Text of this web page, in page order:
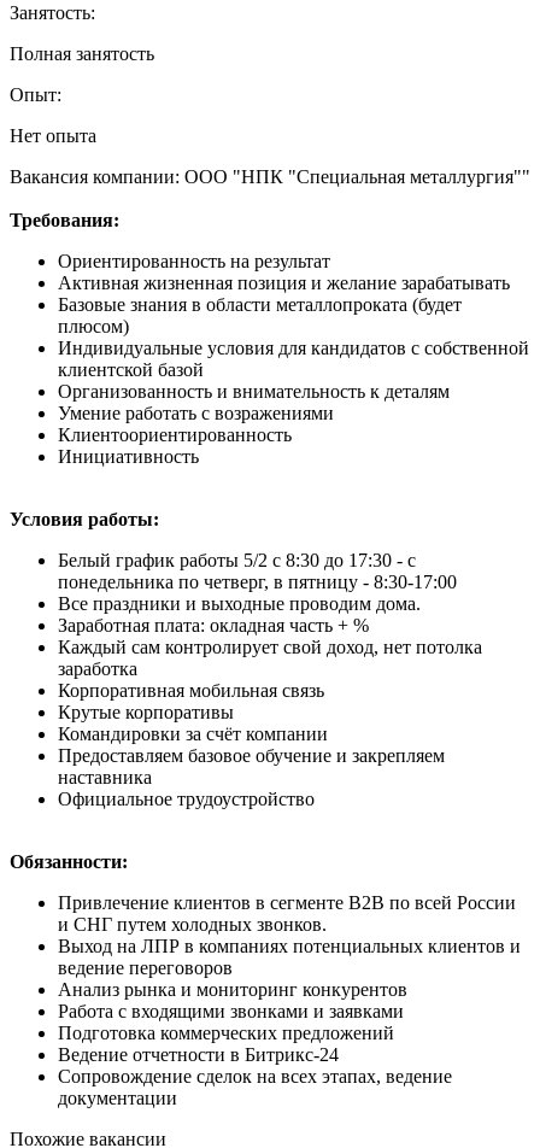
Занятость:
Полная занятость
Опыт:
Нет опыта
Вакансия компании: ООО "НПК "Специальная металлургия""
Требования:
Ориентированность на результат
Активная жизненная позиция и желание зарабатывать
Базовые знания в области металлопроката (будет
плюсом)
Индивидуальные условия для кандидатов с собственной
клиентской базой
Организованность и внимательность к деталям
Умение работать с возражениями
Клиентоориентированность
Инициативность
Условия работы:
Белый график работы 5/2 с 8:30 до 17:30 - с
понедельника по четверг, в пятницу - 8:30-17:00
Все праздники и выходные проводим дома.
Заработная плата: окладная часть + %
Каждый сам контролирует свой доход, нет потолка
заработка
Корпоративная мобильная связь
Крутые корпоративы
Командировки за счёт компании
⁠Предоставляем базовое обучение и закрепляем
наставника
Официальное трудоустройство
Обязанности:
Привлечение клиентов в сегменте B2B по всей России
и СНГ путем холодных звонков.
Выход на ЛПР в компаниях потенциальных клиентов и
ведение переговоров
Анализ рынка и мониторинг конкурентов
Работа с входящими звонками и заявками
Подготовка коммерческих предложений
Ведение отчетности в Битрикс-24
Сопровождение сделок на всех этапах, ведение
документации
Похожие вакансии